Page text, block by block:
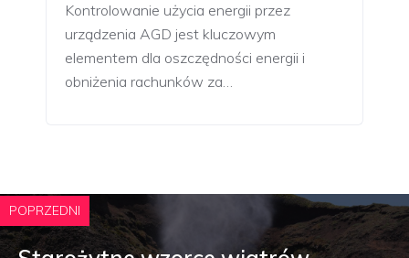
Kontrolowanie użycia energii przez
urządzenia AGD jest kluczowym
elementem dla oszczędności energii i
obniżenia rachunków za…
POPRZEDNI